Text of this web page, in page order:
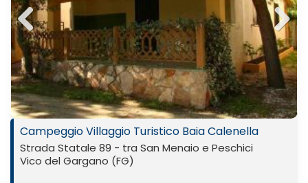
Previ
ous
Next
Campeggio Villaggio Turistico Baia Calenella
Strada Statale 89 - tra San Menaio e Peschici
Vico del Gargano (FG)